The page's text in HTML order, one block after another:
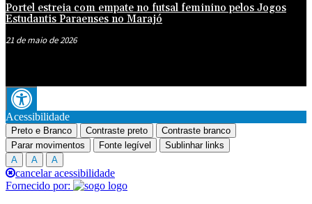
Portel estreia com empate no futsal feminino pelos Jogos
Estudantis Paraenses no Marajó
21 de maio de 2026
Acessibilidade
Preto e Branco Contraste preto
Contraste branco
Parar movimentos
Fonte legível
Sublinhar links
A
A A
cancelar acessibilidade
Fornecido por: